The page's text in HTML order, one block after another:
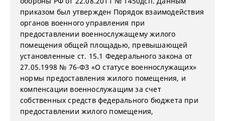
приказом был утвержден Порядок взаимодействия
органов военного управления при
предоставлении военнослужащему жилого
помещения общей площадью, превышающей
установленные ст. 15.1 Федерального закона от
27.05.1998 № 76-ФЗ «О статусе военнослужащих»
нормы предоставления жилого помещения, и
компенсации военнослужащим за счет
собственных средств федерального бюджета при
предоставлении жилого помещения,